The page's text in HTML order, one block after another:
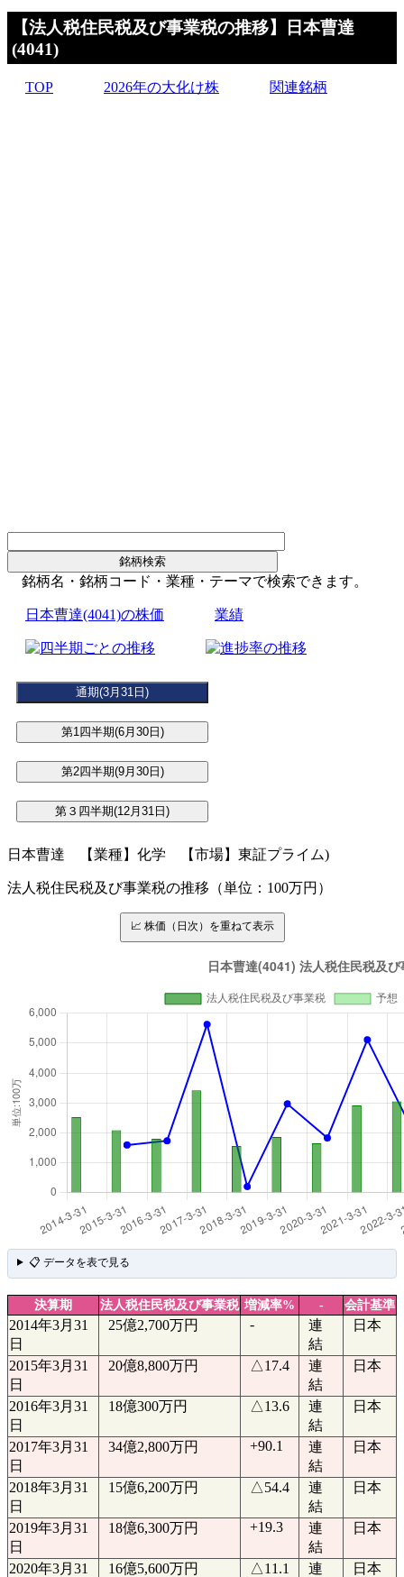
【法人税住民税及び事業税の推移】日本曹達
(4041)
TOP 2026年の大化け株 関連銘柄
銘柄名・銘柄コード・業種・テーマで検索できます。
日本曹達(4041)の株価 業績
日本曹達 【業種】化学 【市場】東証プライム)
法人税住民税及び事業税の推移（単位：100万円）
📈 株価（日次）を重ねて表示
📋 データを表で見る
決算期 法人税住民税及び事業税 増減率% - 会計基準
2014年3月31
日
25億2,700万円 -
連
結
日本
2015年3月31
日
20億8,800万円 △17.4
連
結
日本
2016年3月31
日
18億300万円 △13.6
連
結
日本
2017年3月31
日
34億2,800万円 +90.1
連
結
日本
2018年3月31
日
15億6,200万円 △54.4
連
結
日本
2019年3月31
日
18億6,300万円 +19.3
連
結
日本
2020年3月31
16億5,600万円 △11.1
連
日本